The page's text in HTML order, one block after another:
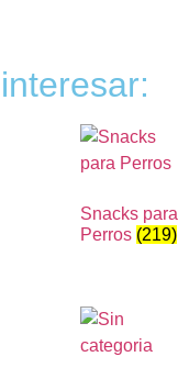
Snacks para
Perros (219)